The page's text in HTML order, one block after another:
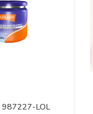
987227-LOL